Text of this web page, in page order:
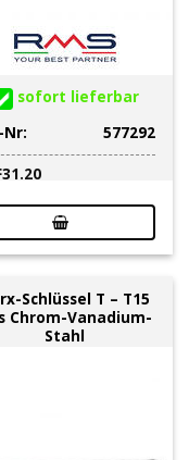
sofort lieferbar
577292
31.20
Schlüssel T – T15
Chrom-Vanadium-
Stahl